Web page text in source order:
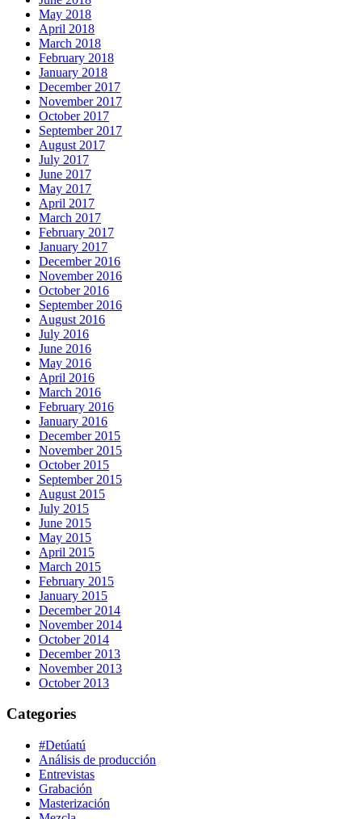
May 2018
April 2018
March 2018
February 2018
January 2018
December 2017
November 2017
October 2017
September 2017
August 2017
July 2017
June 2017
May 2017
April 2017
March 2017
February 2017
January 2017
December 2016
November 2016
October 2016
September 2016
August 2016
July 2016
June 2016
May 2016
April 2016
March 2016
February 2016
January 2016
December 2015
November 2015
October 2015
September 2015
August 2015
July 2015
June 2015
May 2015
April 2015
March 2015
February 2015
January 2015
December 2014
November 2014
October 2014
December 2013
November 2013
October 2013
Categories
#Detúatú
Análisis de producción
Entrevistas
Grabación
Masterización